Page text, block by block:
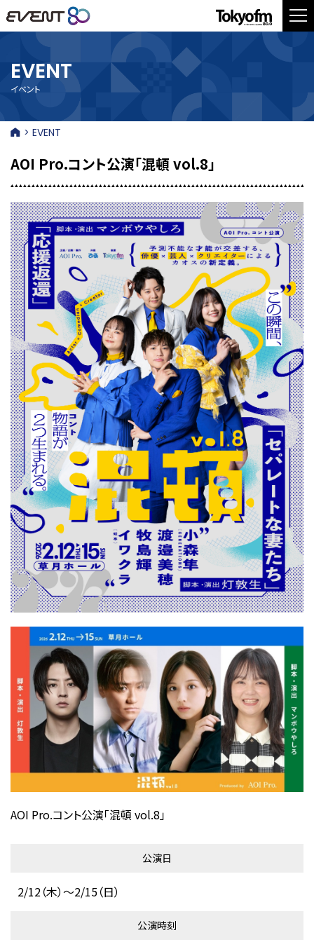
EVENT
イベント
> EVENT
AOI Pro.コント公演「混頓 vol.8」
AOI Pro.コント公演「混頓 vol.8」
公演日
2/12（木）～2/15（日）
公演時刻